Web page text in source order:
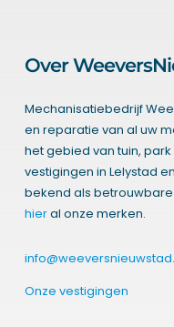
Over
Mechanisatiebedrijf
en reparatie van al uw
het gebied van tuin,
vestigingen in Lelystad
bekend als betrouwbare
hieral onze merken.
Onze vestigingen